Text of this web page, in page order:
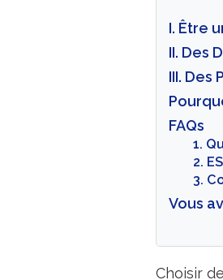
I. Être
II. Des
III. Des
FAQs
1.
2.
3.
Vous
Choisir